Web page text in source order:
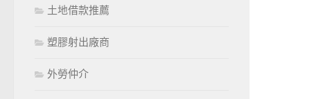
土地借款推薦
塑膠射出廠商
外勞仲介